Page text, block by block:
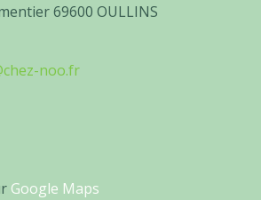
69600 OULLINS
noo.fr
Google Maps